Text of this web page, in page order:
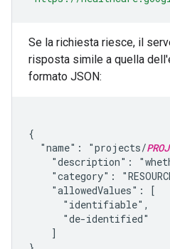
Se la richiesta riesce, il
risposta simile a quella
formato JSON:
{
  "name": "projects/
"description":
"category":
    "allowedValues": [
      "identifiable",
      "de-identified"
    ]